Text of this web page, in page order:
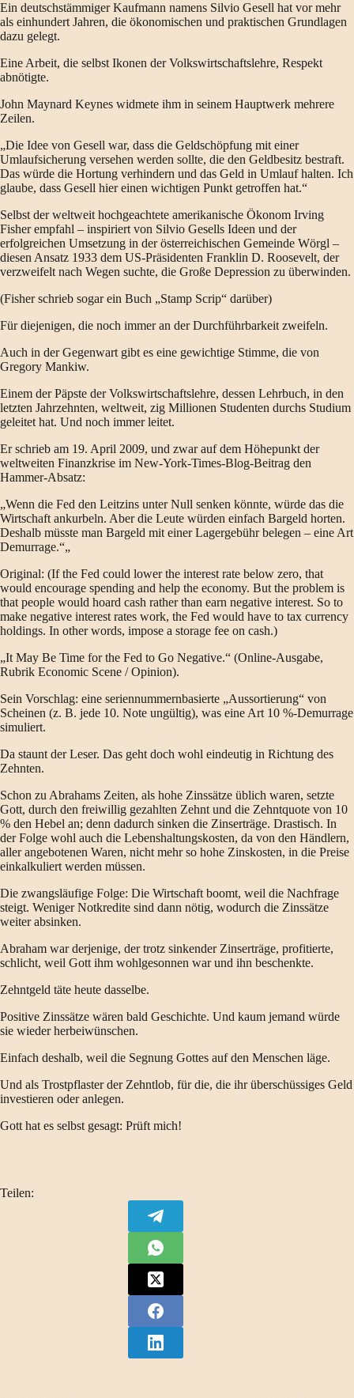
Ein deutschstämmiger Kaufmann namens Silvio Gesell hat vor mehr
als einhundert Jahren, die ökonomischen und praktischen Grundlagen
dazu gelegt.
Eine Arbeit, die selbst Ikonen der Volkswirtschaftslehre, Respekt
abnötigte.
John Maynard Keynes widmete ihm in seinem Hauptwerk mehrere
Zeilen.
„Die Idee von Gesell war, dass die Geldschöpfung mit einer
Umlaufsicherung versehen werden sollte, die den Geldbesitz bestraft.
Das würde die Hortung verhindern und das Geld in Umlauf halten. Ich
glaube, dass Gesell hier einen wichtigen Punkt getroffen hat.“
Selbst der weltweit hochgeachtete amerikanische Ökonom Irving
Fisher empfahl – inspiriert von Silvio Gesells Ideen und der
erfolgreichen Umsetzung in der österreichischen Gemeinde Wörgl –
diesen Ansatz 1933 dem US-Präsidenten Franklin D. Roosevelt, der
verzweifelt nach Wegen suchte, die Große Depression zu überwinden.
(Fisher schrieb sogar ein Buch „Stamp Scrip“ darüber)
Für diejenigen, die noch immer an der Durchführbarkeit zweifeln.
Auch in der Gegenwart gibt es eine gewichtige Stimme, die von
Gregory Mankiw.
Einem der Päpste der Volkswirtschaftslehre, dessen Lehrbuch, in den
letzten Jahrzehnten, weltweit, zig Millionen Studenten durchs Studium
geleitet hat. Und noch immer leitet.
Er schrieb am 19. April 2009, und zwar auf dem Höhepunkt der
weltweiten Finanzkrise im New-York-Times-Blog-Beitrag den
Hammer-Absatz:
„Wenn die Fed den Leitzins unter Null senken könnte, würde das die
Wirtschaft ankurbeln. Aber die Leute würden einfach Bargeld horten.
Deshalb müsste man Bargeld mit einer Lagergebühr belegen – eine Art
Demurrage.“„
Original: (If the Fed could lower the interest rate below zero, that
would encourage spending and help the economy. But the problem is
that people would hoard cash rather than earn negative interest. So to
make negative interest rates work, the Fed would have to tax currency
holdings. In other words, impose a storage fee on cash.)
„It May Be Time for the Fed to Go Negative.“ (Online-Ausgabe,
Rubrik Economic Scene / Opinion).
Sein Vorschlag: eine seriennummernbasierte „Aussortierung“ von
Scheinen (z. B. jede 10. Note ungültig), was eine Art 10 %-Demurrage
simuliert.
Da staunt der Leser. Das geht doch wohl eindeutig in Richtung des
Zehnten.
Schon zu Abrahams Zeiten, als hohe Zinssätze üblich waren, setzte
Gott, durch den freiwillig gezahlten Zehnt und die Zehntquote von 10
% den Hebel an; denn dadurch sinken die Zinserträge. Drastisch. In
der Folge wohl auch die Lebenshaltungskosten, da von den Händlern,
aller angebotenen Waren, nicht mehr so hohe Zinskosten, in die Preise
einkalkuliert werden müssen.
Die zwangsläufige Folge: Die Wirtschaft boomt, weil die Nachfrage
steigt. Weniger Notkredite sind dann nötig, wodurch die Zinssätze
weiter absinken.
Abraham war derjenige, der trotz sinkender Zinserträge, profitierte,
schlicht, weil Gott ihm wohlgesonnen war und ihn beschenkte.
Zehntgeld täte heute dasselbe.
Positive Zinssätze wären bald Geschichte. Und kaum jemand würde
sie wieder herbeiwünschen.
Einfach deshalb, weil die Segnung Gottes auf den Menschen läge.
Und als Trostpflaster der Zehntlob, für die, die ihr überschüssiges Geld
investieren oder anlegen.
Gott hat es selbst gesagt: Prüft mich!
Teilen: